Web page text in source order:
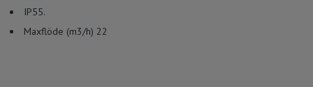
IP55.
Maxflöde (m3/h) 22